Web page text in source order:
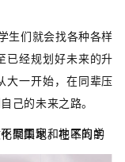
们就会找各种各样
已经规划好未来的升
大一开始，在同辈压
己的未来之路。